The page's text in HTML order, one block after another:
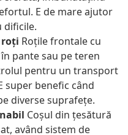
E de mare ajutor
dificile.
roți Roțile frontale cu
pante sau pe teren
pentru un transport
super benefic când
diverse suprafețe.
Coșul din țesătură
având sistem de